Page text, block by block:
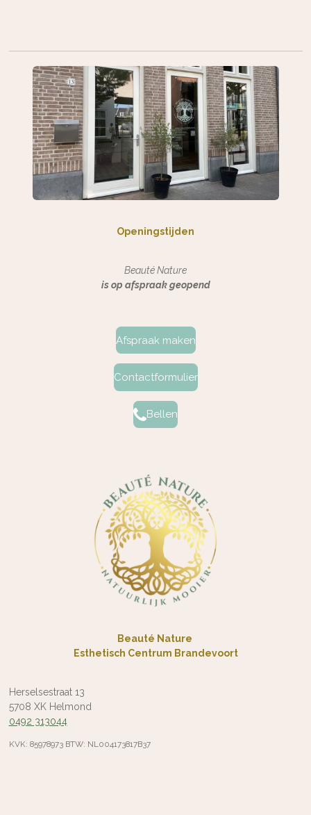
Openingstijden
Beauté Nature
is op afspraak geopend
Afspraak maken
Contactformulier
Bellen
Beauté Nature
Esthetisch Centrum Brandevoort
Herselsestraat 13
5708 XK Helmond
0492 313044
KVK: 85978973 BTW: NL004173817B37